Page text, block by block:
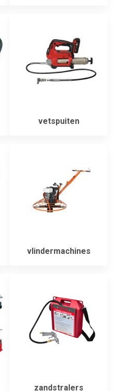
vetspuiten
vlindermachines
zandstralers